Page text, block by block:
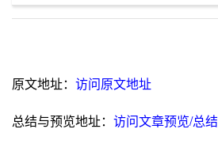
原文地址： 访问原文地址
总结与预览地址： 访问文章预览/总结